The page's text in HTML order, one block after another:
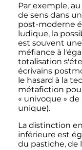
Par exemple,
de sens dans
post-moderne
ludique, la
est souvent
méfiance à
totalisation
écrivains
le hasard à la
métafiction
« univoque »
unique).
La distinction
inférieure est
du pastiche, de